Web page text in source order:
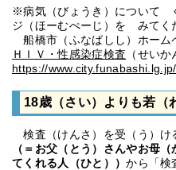
※病気（びょうき）について
ジ（ほーむぺーじ）を みてく
船橋市（ふなばしし）ホーム
ＨＩＶ・性感染症検査 （せい
https://
18歳（さい）よりも若（
検査（けんさ）を受（う）け
（＝お父（とう）さんやお母
てくれる人（ひと））から「検